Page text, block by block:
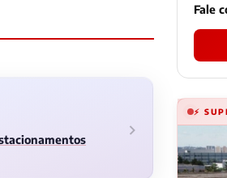
Fale
⚡